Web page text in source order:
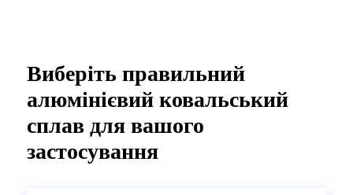
Виберіть правильний
алюмінієвий ковальський
сплав для вашого
застосування